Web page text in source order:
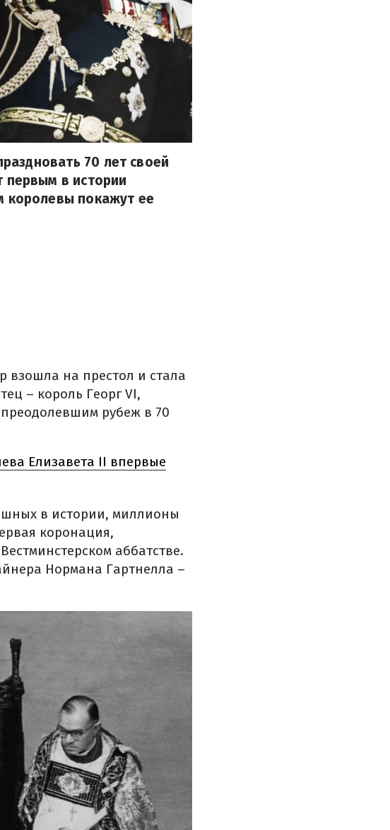
70 лет своей
первым в истории
королевы покажут ее
взошла на престол и стала
– король Георг VI,
рубеж в 70
Елизавета II впервые
в истории, миллионы
коронация,
аббатстве.
Нормана Гартнелла –